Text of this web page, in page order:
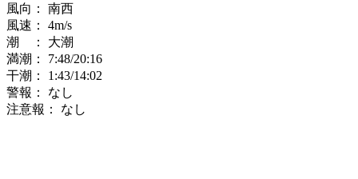
風向： 南西
風速： 4m/s
潮 ： 大潮
満潮： 7:48/20:16
干潮： 1:43/14:02
警報： なし
注意報： なし